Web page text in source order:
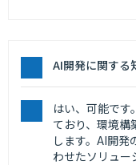
AI開発に関する
はい、可能で
ており、環境構
します。AI開発
わせたソリュー